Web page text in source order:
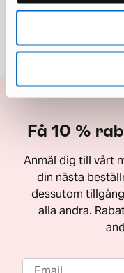
Få 10 %
Anmäl dig till vårt
din nästa
dessutom
alla andra.